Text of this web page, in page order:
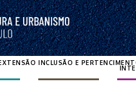
Pesquisar por:
INCLUSÃO E